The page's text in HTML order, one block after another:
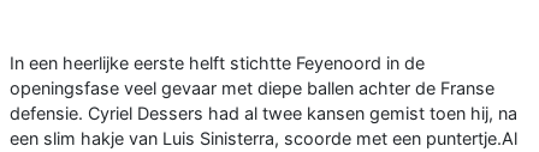
In een heerlijke eerste helft stichtte Feyenoord in de
openingsfase veel gevaar met diepe ballen achter de Franse
defensie. Cyriel Dessers had al twee kansen gemist toen hij, na
een slim hakje van Luis Sinisterra, scoorde met een puntertje.Al